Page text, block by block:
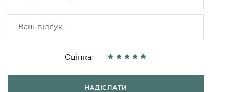
Оцінка:
НАДІСЛАТИ